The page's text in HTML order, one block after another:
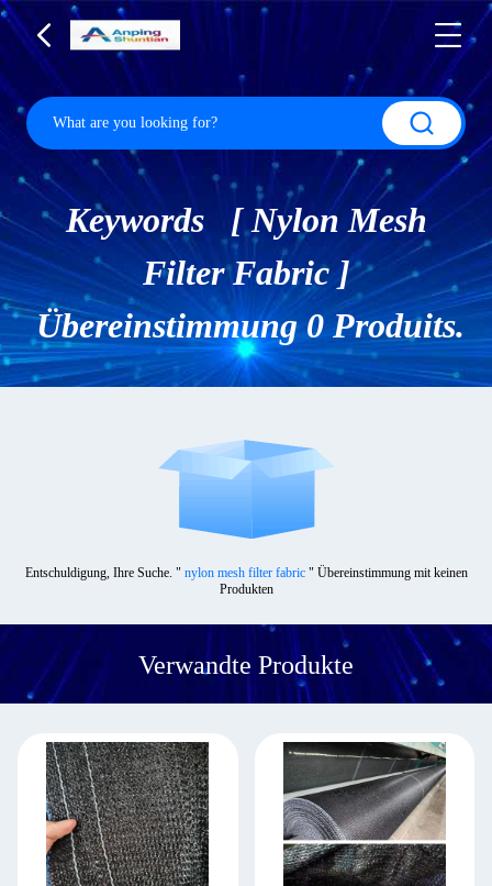
Keywords [ Nylon Mesh
Filter Fabric ]
Übereinstimmung 0 Produits.
Entschuldigung, Ihre Suche. " nylon mesh filter fabric" Übereinstimmung mit keinen
Produkten
Verwandte Produkte